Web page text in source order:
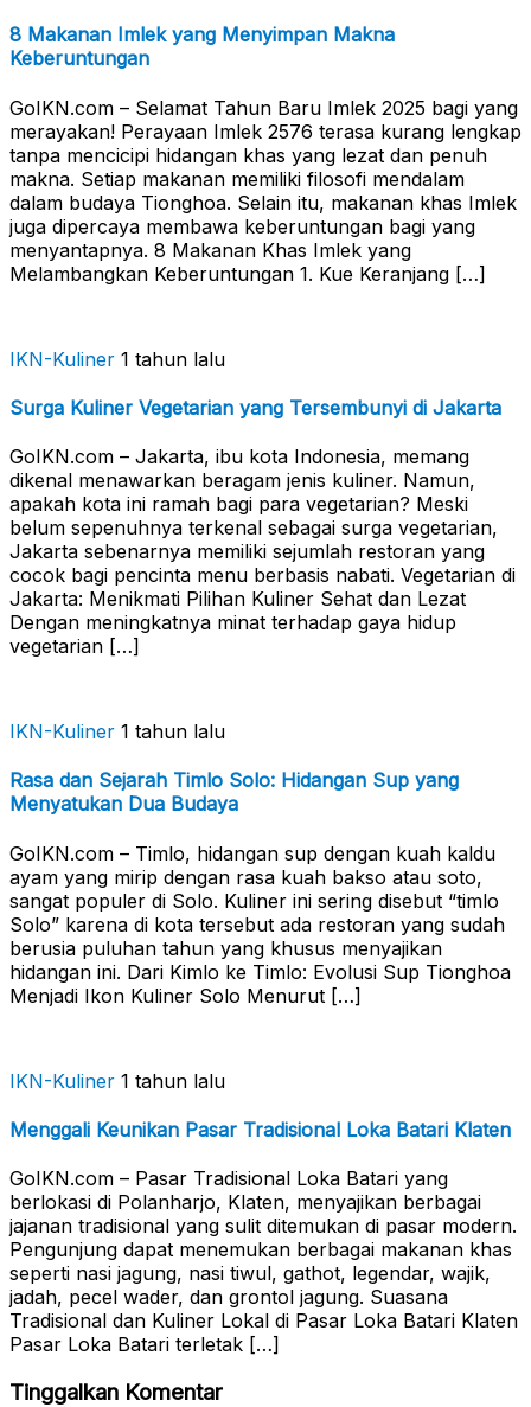
8 Makanan Imlek yang Menyimpan Makna
Keberuntungan
GoIKN.com – Selamat Tahun Baru Imlek 2025 bagi yang
merayakan! Perayaan Imlek 2576 terasa kurang lengkap
tanpa mencicipi hidangan khas yang lezat dan penuh
makna. Setiap makanan memiliki filosofi mendalam
dalam budaya Tionghoa. Selain itu, makanan khas Imlek
juga dipercaya membawa keberuntungan bagi yang
menyantapnya. 8 Makanan Khas Imlek yang
Melambangkan Keberuntungan 1. Kue Keranjang […]
IKN-Kuliner 1 tahun lalu
Surga Kuliner Vegetarian yang Tersembunyi di Jakarta
GoIKN.com – Jakarta, ibu kota Indonesia, memang
dikenal menawarkan beragam jenis kuliner. Namun,
apakah kota ini ramah bagi para vegetarian? Meski
belum sepenuhnya terkenal sebagai surga vegetarian,
Jakarta sebenarnya memiliki sejumlah restoran yang
cocok bagi pencinta menu berbasis nabati. Vegetarian di
Jakarta: Menikmati Pilihan Kuliner Sehat dan Lezat
Dengan meningkatnya minat terhadap gaya hidup
vegetarian […]
IKN-Kuliner 1 tahun lalu
Rasa dan Sejarah Timlo Solo: Hidangan Sup yang
Menyatukan Dua Budaya
GoIKN.com – Timlo, hidangan sup dengan kuah kaldu
ayam yang mirip dengan rasa kuah bakso atau soto,
sangat populer di Solo. Kuliner ini sering disebut “timlo
Solo” karena di kota tersebut ada restoran yang sudah
berusia puluhan tahun yang khusus menyajikan
hidangan ini. Dari Kimlo ke Timlo: Evolusi Sup Tionghoa
Menjadi Ikon Kuliner Solo Menurut […]
IKN-Kuliner 1 tahun lalu
Menggali Keunikan Pasar Tradisional Loka Batari Klaten
GoIKN.com – Pasar Tradisional Loka Batari yang
berlokasi di Polanharjo, Klaten, menyajikan berbagai
jajanan tradisional yang sulit ditemukan di pasar modern.
Pengunjung dapat menemukan berbagai makanan khas
seperti nasi jagung, nasi tiwul, gathot, legendar, wajik,
jadah, pecel wader, dan grontol jagung. Suasana
Tradisional dan Kuliner Lokal di Pasar Loka Batari Klaten
Pasar Loka Batari terletak […]
Tinggalkan Komentar